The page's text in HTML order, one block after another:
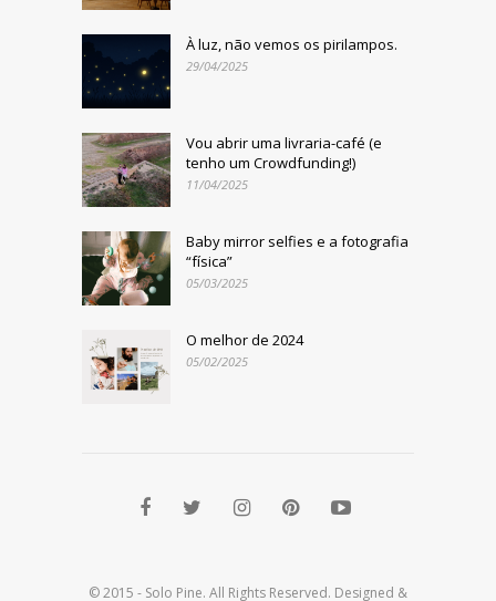
À luz, não vemos os pirilampos.
29/04/2025
Vou abrir uma livraria-café (e
tenho um Crowdfunding!)
11/04/2025
Baby mirror selfies e a fotografia
“física”
05/03/2025
O melhor de 2024
05/02/2025
© 2015 - Solo Pine. All Rights Reserved. Designed &